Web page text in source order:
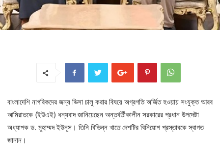
বাংলাদেশি নাগরিকদের জন্য ভিসা চালু করার বিষয়ে অগ্রগতি অর্জিত হওয়ায় সংযুক্ত আরব
আমিরাতকে (ইউএই) ধন্যবাদ জানিয়েছেন অন্তর্বর্তীকালীন সরকারের প্রধান উপদেষ্টা
অধ্যাপক ড. মুহাম্মদ ইউনূস। তিনি বিভিন্ন খাতে দেশটির বিনিয়োগ প্রস্তাবকে স্বাগত
জানান।